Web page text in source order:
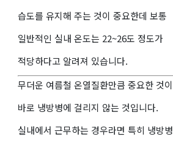
습도를 유지해 주는 것이 중요한데 보통
일반적인 실내 온도는 22~26도 정도가
적당하다고 알려져 있습니다.
무더운 여름철 온열질환만큼 중요한 것이
바로 냉방병에 걸리지 않는 것입니다.
실내에서 근무하는 경우라면 특히 냉방병